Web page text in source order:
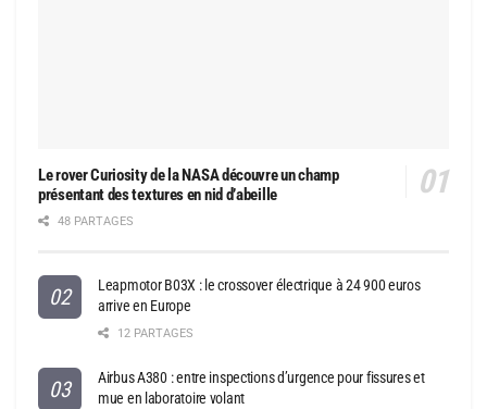
Le rover Curiosity de la NASA découvre un champ
présentant des textures en nid d’abeille
48 PARTAGES
Leapmotor B03X : le crossover électrique à 24 900 euros
arrive en Europe
12 PARTAGES
Airbus A380 : entre inspections d’urgence pour fissures et
mue en laboratoire volant